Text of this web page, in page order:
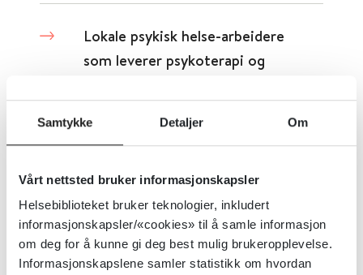
Samtykke Detaljer Om
Vårt nettsted bruker informasjonskapsler
Helsebiblioteket bruker teknologier, inkludert
informasjonskapsler/«cookies» til å samle informasjon
om deg for å kunne gi deg best mulig brukeropplevelse.
Informasjonskapslene samler statistikk om hvordan
Lokale psykisk helse-arbeidere
som leverer psykoterapi og
praksisen til hos
Cochrane Library 2009
Detaljer